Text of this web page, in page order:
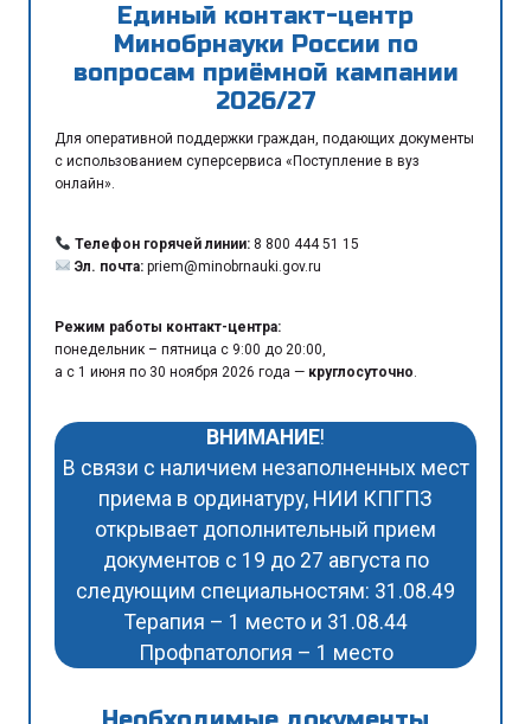
Единый контакт-центр
Минобрнауки России по
вопросам приёмной кампании
2026/27
Для оперативной поддержки граждан, подающих документы
с использованием суперсервиса «Поступление в вуз
онлайн».
Телефон горячей линии:8 800 444 51 15
Эл. почта:priem@minobrnauki.gov.ru
Режим работы контакт-центра:
понедельник – пятница с 9:00 до 20:00,
а с 1 июня по 30 ноября 2026 года — круглосуточно.
ВНИМАНИЕ!
В связи с наличием незаполненных мест
приема в ординатуру, НИИ КПГПЗ
открывает дополнительный прием
документов с 19 до 27 августа по
следующим специальностям: 31.08.49
Терапия – 1 место и 31.08.44
Профпатология – 1 место